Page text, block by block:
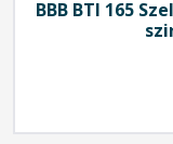
BBB BTI 165